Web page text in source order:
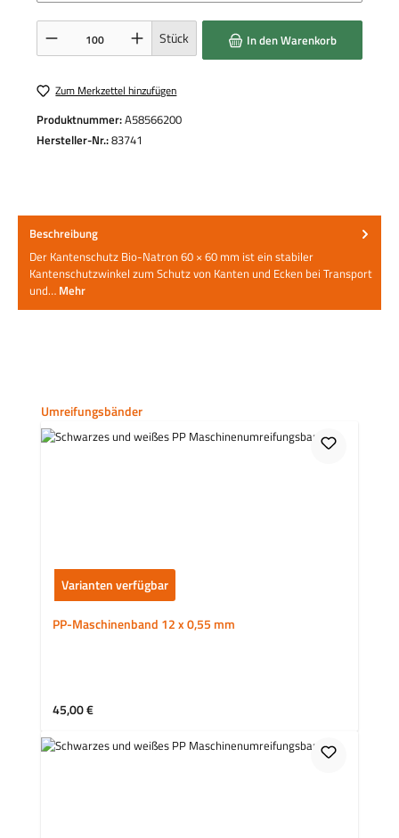
Produkt Anzahl: Gib den gewünschten Wert ein oder benutze die Schaltflächen um
Stück In den Warenkorb
Zum Merkzettel hinzufügen
Produktnummer:A58566200
Hersteller-Nr.:83741
Beschreibung
Der Kantenschutz Bio-Natron 60 × 60 mm ist ein stabiler
Kantenschutzwinkel zum Schutz von Kanten und Ecken bei Transport
und… Mehr
Produktgalerie überspringen
Umreifungsbänder
Varianten verfügbar
PP-Maschinenband 12 x 0,55 mm
Regulärer Preis:
45,00 €